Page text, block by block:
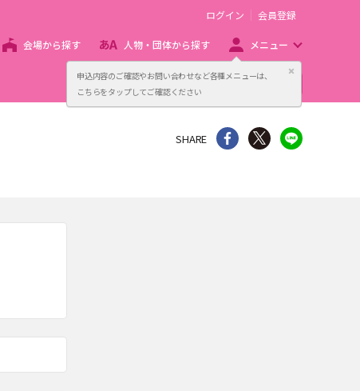
申込内容のご確認やお問い合わせなど各種メニューは、
こちらをタップしてご確認ください
閉じる
ログイン 会員登録
会場から探す 人物・団体から探す メニュー
主催者向け販売サービス
SHARE シェア Twitter